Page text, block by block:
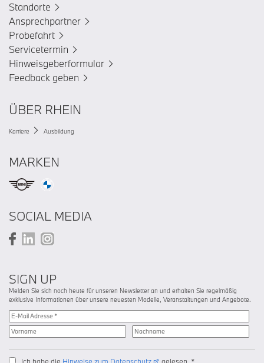
Standorte
Ansprechpartner
Probefahrt
Servicetermin
Hinweisgeberformular
Feedback geben
ÜBER RHEIN
Karriere Ausbildung
MARKEN
SOCIAL MEDIA
SIGN UP
Melden Sie sich noch heute für unseren Newsletter an und erhalten Sie regelmäßig
exklusive Informationen über unsere neuesten Modelle, Veranstaltungen und Angebote.